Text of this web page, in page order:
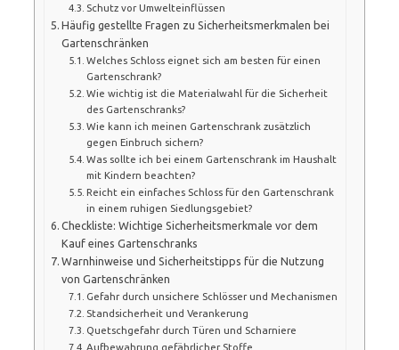
Schutz vor Umwelteinflüssen
Häufig gestellte Fragen zu Sicherheitsmerkmalen bei
Gartenschränken
Welches Schloss eignet sich am besten für einen
Gartenschrank?
Wie wichtig ist die Materialwahl für die Sicherheit
des Gartenschranks?
Wie kann ich meinen Gartenschrank zusätzlich
gegen Einbruch sichern?
Was sollte ich bei einem Gartenschrank im Haushalt
mit Kindern beachten?
Reicht ein einfaches Schloss für den Gartenschrank
in einem ruhigen Siedlungsgebiet?
Checkliste: Wichtige Sicherheitsmerkmale vor dem
Kauf eines Gartenschranks
Warnhinweise und Sicherheitstipps für die Nutzung
von Gartenschränken
Gefahr durch unsichere Schlösser und Mechanismen
Standsicherheit und Verankerung
Quetschgefahr durch Türen und Scharniere
Aufbewahrung gefährlicher Stoffe